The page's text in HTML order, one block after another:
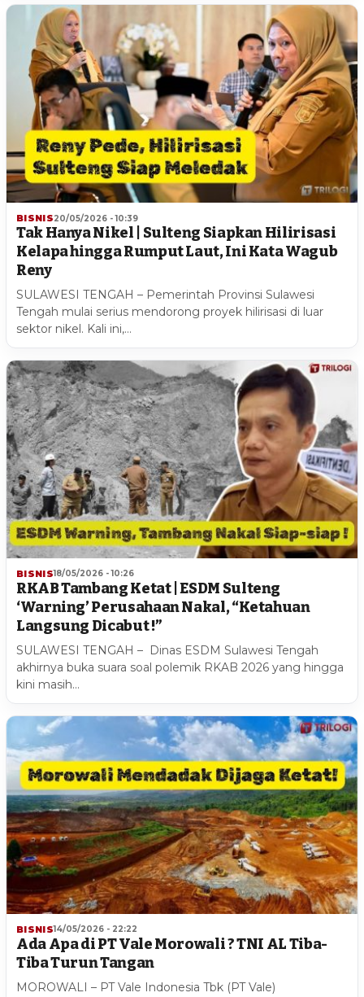
BISNIS20/05/2026 - 10:39
Tak Hanya Nikel | Sulteng Siapkan Hilirisasi
Kelapa hingga Rumput Laut, Ini Kata Wagub
Reny
SULAWESI TENGAH – Pemerintah Provinsi Sulawesi
Tengah mulai serius mendorong proyek hilirisasi di luar
sektor nikel. Kali ini,…
BISNIS18/05/2026 - 10:26
RKAB Tambang Ketat | ESDM Sulteng
‘Warning’ Perusahaan Nakal, “Ketahuan
Langsung Dicabut !”
SULAWESI TENGAH – Dinas ESDM Sulawesi Tengah
akhirnya buka suara soal polemik RKAB 2026 yang hingga
kini masih…
BISNIS14/05/2026 - 22:22
Ada Apa di PT Vale Morowali ? TNI AL Tiba-
Tiba Turun Tangan
MOROWALI – PT Vale Indonesia Tbk (PT Vale)